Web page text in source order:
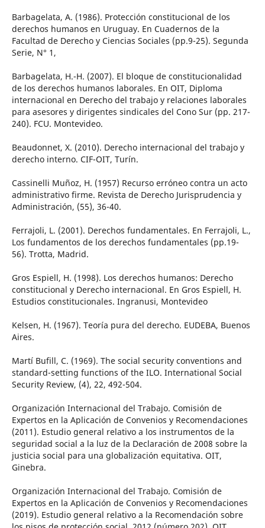
Barbagelata, A. (1986). Protección constitucional de los
derechos humanos en Uruguay. En Cuadernos de la
Facultad de Derecho y Ciencias Sociales (pp.9-25). Segunda
Serie, N° 1,
Barbagelata, H.-H. (2007). El bloque de constitucionalidad
de los derechos humanos laborales. En OIT, Diploma
internacional en Derecho del trabajo y relaciones laborales
para asesores y dirigentes sindicales del Cono Sur (pp. 217-
240). FCU. Montevideo.
Beaudonnet, X. (2010). Derecho internacional del trabajo y
derecho interno. CIF-OIT, Turín.
Cassinelli Muñoz, H. (1957) Recurso erróneo contra un acto
administrativo firme. Revista de Derecho Jurisprudencia y
Administración, (55), 36-40.
Ferrajoli, L. (2001). Derechos fundamentales. En Ferrajoli, L.,
Los fundamentos de los derechos fundamentales (pp.19-
56). Trotta, Madrid.
Gros Espiell, H. (1998). Los derechos humanos: Derecho
constitucional y Derecho internacional. En Gros Espiell, H.
Estudios constitucionales. Ingranusi, Montevideo
Kelsen, H. (1967). Teoría pura del derecho. EUDEBA, Buenos
Aires.
Martí Bufill, C. (1969). The social security conventions and
standard-setting functions of the ILO. International Social
Security Review, (4), 22, 492-504.
Organización Internacional del Trabajo. Comisión de
Expertos en la Aplicación de Convenios y Recomendaciones
(2011). Estudio general relativo a los instrumentos de la
seguridad social a la luz de la Declaración de 2008 sobre la
justicia social para una globalización equitativa. OIT,
Ginebra.
Organización Internacional del Trabajo. Comisión de
Expertos en la Aplicación de Convenios y Recomendaciones
(2019). Estudio general relativo a la Recomendación sobre